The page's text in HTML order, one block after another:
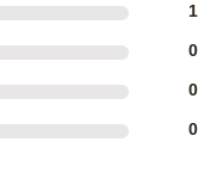
1
0
0
0